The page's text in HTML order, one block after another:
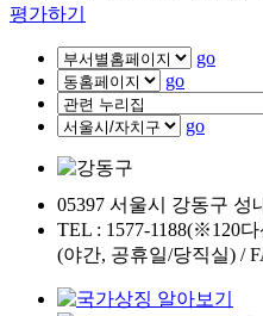
평가하기
go
go
go
05397 서울시 강동구 성
TEL : 1577-1188(※120
(야간, 공휴일/당직실) /